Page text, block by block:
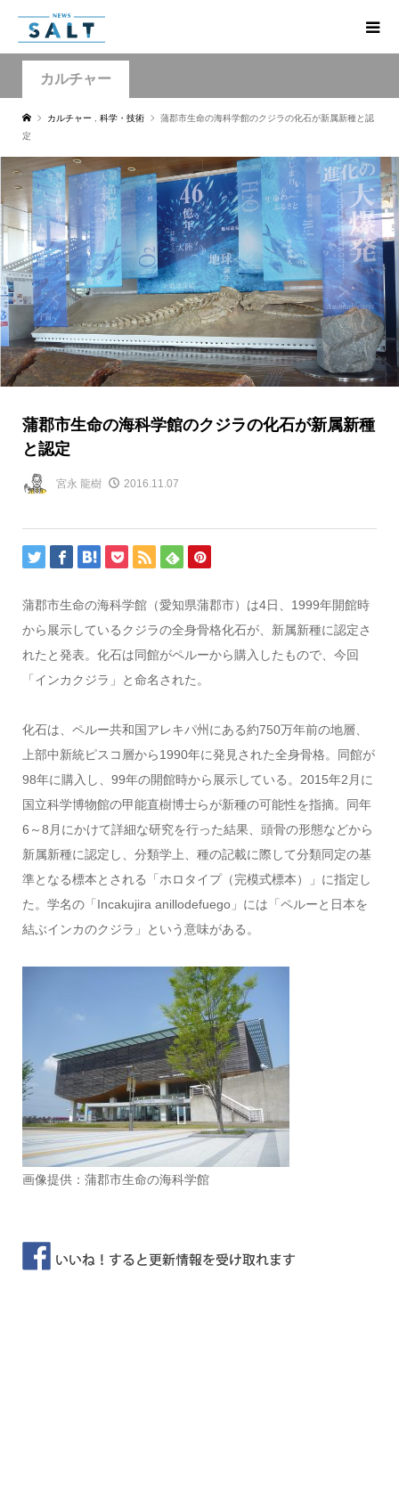
カルチャー
カルチャー 科学・技術
蒲郡市生命の海科学館のクジラの化石が新属新種と認
定
蒲郡市生命の海科学館のクジラの化石が新属新種
と認定
宮永 龍樹 2016.11.07
蒲郡市生命の海科学館（愛知県蒲郡市）は4日、1999年開館時
から展示しているクジラの全身骨格化石が、新属新種に認定さ
れたと発表。化石は同館がペルーから購入したもので、今回
「インカクジラ」と命名された。
化石は、ペルー共和国アレキパ州にある約750万年前の地層、
上部中新統ピスコ層から1990年に発見された全身骨格。同館が
98年に購入し、99年の開館時から展示している。2015年2月に
国立科学博物館の甲能直樹博士らが新種の可能性を指摘。同年
6～8月にかけて詳細な研究を行った結果、頭骨の形態などから
新属新種に認定し、分類学上、種の記載に際して分類同定の基
準となる標本とされる「ホロタイプ（完模式標本）」に指定し
た。学名の「Incakujira anillodefuego」には「ペルーと日本を
結ぶインカのクジラ」という意味がある。
画像提供：蒲郡市生命の海科学館